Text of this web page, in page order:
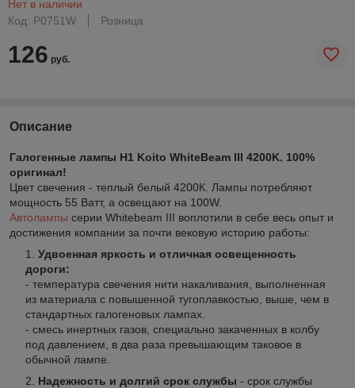
Нет в наличии
Код: P0751W
Розница
126 руб.
Описание
Галогенные лампы H1 Koito WhiteBeam III 4200K. 100%
оригинал!
Цвет свечения - теплый белый 4200К. Лампы потребляют
мощность 55 Ватт, а освещают на 100W.
Автолампы серии Whitebeam III воплотили в себе весь опыт и
достижения компании за почти вековую историю работы:
Удвоенная яркость и отличная освещенность
дороги:
- температура свечения нити накаливания, выполненная
из материала с повышенной тугоплавкостью, выше, чем в
стандартных галогеновых лампах.
- смесь инертных газов, специально закаченных в колбу
под давлением, в два раза превышающим таковое в
обычной лампе.
Надежность и долгий срок службы - срок службы